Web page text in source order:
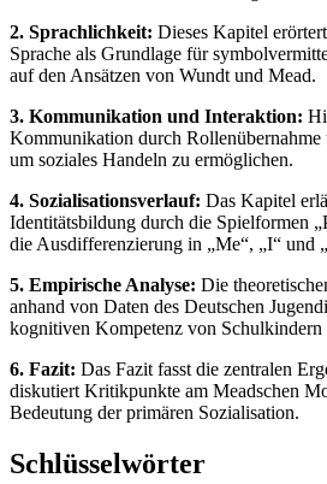
2. Sprachlichkeit: Dieses Kapitel
Sprache als Grundlage für
auf den Ansätzen von Wundt und Mead.
3. Kommunikation und Interaktion:
Kommunikation durch
um soziales Handeln zu ermöglichen.
4. Sozialisationsverlauf: Das Kapitel
Identitätsbildung durch die Spielformen
die Ausdifferenzierung in „Me“, „I“ und
5. Empirische Analyse: Die
anhand von Daten des Deutschen
kognitiven Kompetenz von Schulkindern
6. Fazit: Das Fazit fasst die zentralen
diskutiert Kritikpunkte am Meadschen
Bedeutung der primären Sozialisation.
Schlüsselwörter